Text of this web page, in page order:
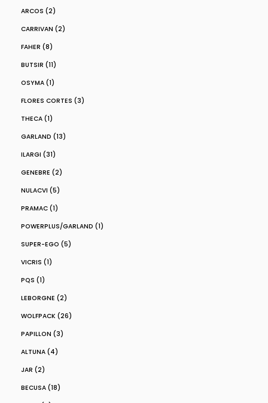
ARCOS (2)
CARRIVAN (2)
FAHER (8)
BUTSIR (11)
OSYMA (1)
FLORES CORTES (3)
THECA (1)
GARLAND (13)
ILARGI (31)
GENEBRE (2)
NULACVI (5)
PRAMAC (1)
POWERPLUS/GARLAND (1)
SUPER-EGO (5)
VICRIS (1)
PQS (1)
LEBORGNE (2)
WOLFPACK (26)
PAPILLON (3)
ALTUNA (4)
JAR (2)
BECUSA (18)